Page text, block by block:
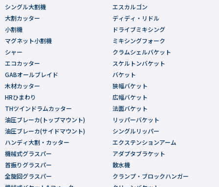
シングル大割機
大割カッター
小割機
マグネット小割機
シャー
エコカッター
GABオールブレイド
木材カッター
HRひまわり
THツインドラムカッター
油圧ブレーカ(トップマウント)
油圧ブレーカ(サイドマウント)
ハンディ大割・カッター
機械式グラスパー
首振りグラスパー
全旋回グラスパー
エスカルゴン
ディディ・リドル
ドライブミキシング
ミキシングフォーク
クラムシェルバケット
スケルトンバケット
バケット
狭幅バケット
広幅バケット
法面バケット
リッパーバケット
シングルリッパー
エクステンションアーム
アダプタブラケット
散水機
クランプ・ブロックハンガー